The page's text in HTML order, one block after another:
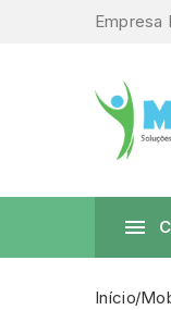
Empresa

Início